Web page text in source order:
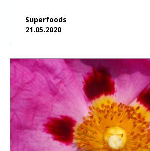
Superfoods
21.05.2020